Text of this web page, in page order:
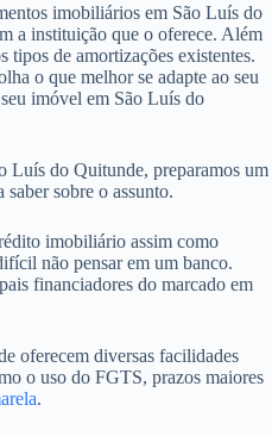
imobiliários em São Luís do
a instituição que o oferece. Além
tipos de amortizações existentes.
o que melhor se adapte ao seu
imóvel em São Luís do
Luís do Quitunde, preparamos um
sobre o assunto.
imobiliário assim como
não pensar em um banco.
financiadores do marcado em
oferecem diversas facilidades
o uso do FGTS, prazos maiores
.